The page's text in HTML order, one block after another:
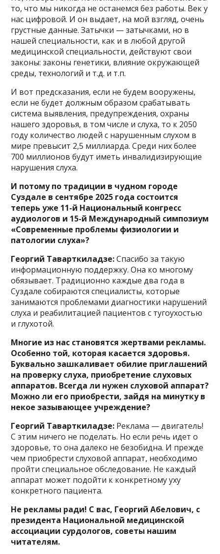
то, что мы никогда не останемся без работы. Век у
нас цифровой. И он выдает, на мой взгляд, очень
грустные данные. Затычки — затычками, но в
нашей специальности, как и в любой другой
медицинской специальности, действуют свои
законы: законы генетики, влияние окружающей
среды, технологий и т.д. и т.п.
И вот предсказания, если не будем вооружены,
если не будет должным образом срабатывать
система выявления, предупреждения, охраны
нашего здоровья, в том числе и слуха, то к 2050
году количество людей с нарушенным слухом в
мире превысит 2,5 миллиарда. Среди них более
700 миллионов будут иметь инвалидизирующие
нарушения слуха.
И потому по традиции в чудном городе
Суздале в сентябре 2025 года состоится
теперь уже 11-й Национальный конгресс
аудиологов и 15-й Международный симпозиум
«Современные проблемы физиологии и
патологии слуха»?
Георгий Таварткиладзе:Спасибо за такую
информационную поддержку. Она ко многому
обязывает. Традиционно каждые два года в
Суздале собираются специалисты, которые
занимаются проблемами диагностики нарушений
слуха и реабилитацией пациентов с тугоухостью
и глухотой.
Многие из нас становятся жертвами рекламы.
Особенно той, которая касается здоровья.
Буквально зашкаливает обилие приглашений
на проверку слуха, приобретение слуховых
аппаратов. Всегда ли нужен слуховой аппарат?
Можно ли его приобрести, зайдя на минутку в
некое зазывающее учреждение?
Георгий Таварткиладзе: Реклама — двигатель!
С этим ничего не поделать. Но если речь идет о
здоровье, то она далеко не безобидна. И прежде
чем приобрести слуховой аппарат, необходимо
пройти специальное обследование. Не каждый
аппарат может подойти к конкретному уху
конкретного пациента.
Не рекламы ради! С вас, Георгий Абелович, с
президента Национальной медицинской
ассоциации сурдологов, советы нашим
читателям.